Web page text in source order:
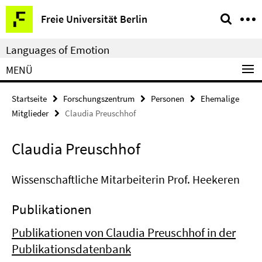
Springe
direkt
zu
Inhalt
Freie Universität Berlin
Service-
Navigation
Languages of Emotion
MENÜ
Startseite Forschungszentrum Personen
Ehemalige
Mitglieder
Claudia Preuschhof
Claudia Preuschhof
Wissenschaftliche Mitarbeiterin Prof. Heekeren
Publikationen
Publikationen von Claudia Preuschhof in der
Publikationsdatenbank